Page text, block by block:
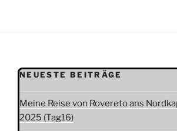
NEUESTE BEITRÄGE
Meine Reise von Rovereto ans
2025 (Tag16)